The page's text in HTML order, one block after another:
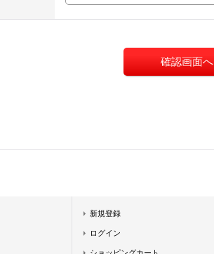
新規登録
ログイン